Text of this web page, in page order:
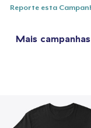
Reporte esta
Mais